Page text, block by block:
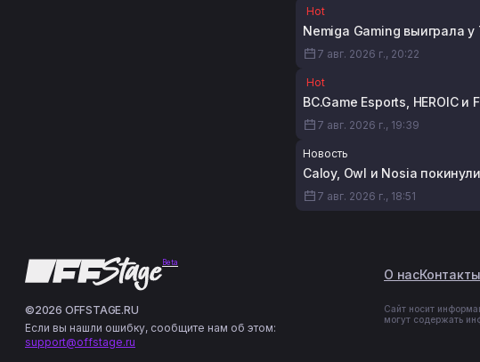
Hot
Nemiga Gaming выиграла у
7 авг. 2026 г., 20:22
Hot
BC.Game Esports, HEROIC
7 авг. 2026 г., 19:39
Новость
Caloy, Owl и Nosia
7 авг. 2026 г., 18:51
Beta
О насКонтакты
©2026 OFFSTAGE.RU
Если вы нашли ошибку, сообщите нам об этом:
support@offstage.ru
Сайт носит
могут содержать